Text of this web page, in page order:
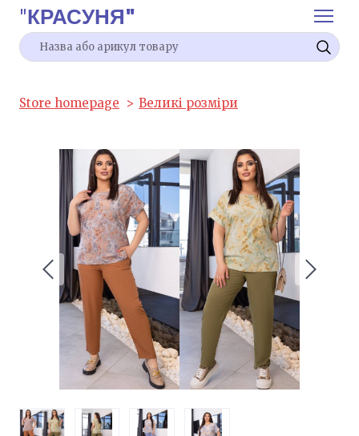
"КРАСУНЯ"
Store homepage Великі розміри